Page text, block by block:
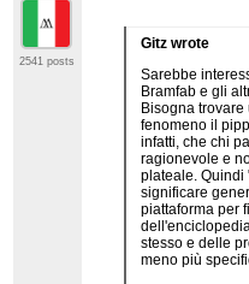
2541 posts
Gitz wrote
Sarebbe
Bramfab e gli
Bisogna trovare
fenomeno il
infatti, che chi
ragionevole e
plateale. Quindi
significare
piattaforma per
stesso e delle
meno più